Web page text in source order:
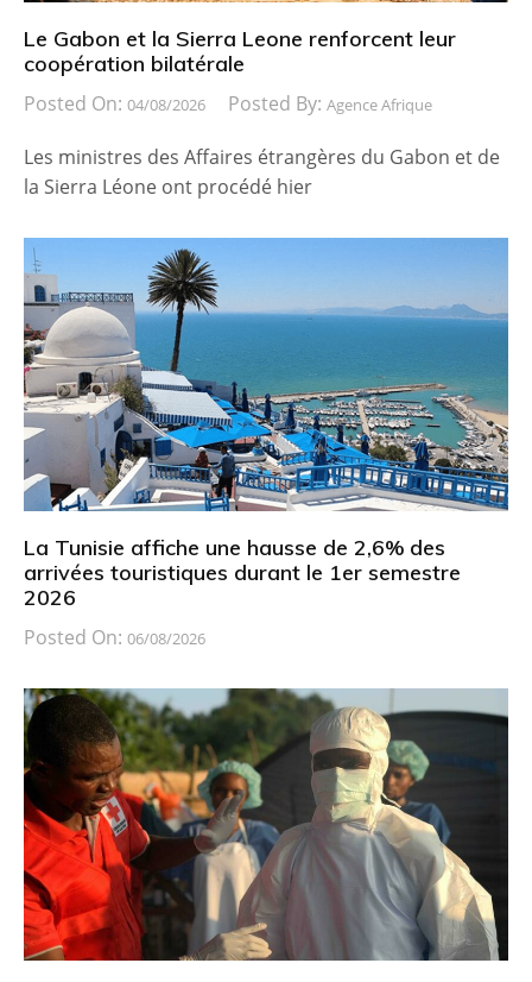
Le Gabon et la Sierra Leone renforcent leur
coopération bilatérale
Posted On: 04/08/2026 Posted By: Agence Afrique
Les ministres des Affaires étrangères du Gabon et de
la Sierra Léone ont procédé hier
La Tunisie affiche une hausse de 2,6% des
arrivées touristiques durant le 1er semestre
2026
Posted On: 06/08/2026